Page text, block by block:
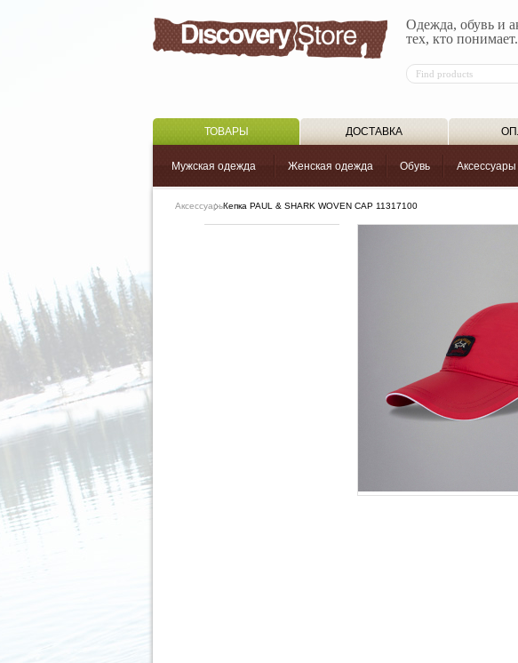
Одежда, обувь и
тех, кто
ТОВАРЫ ДОСТАВКА
Мужская одежда Женская одежда Обувь Аксессуары
АксессуарыКепка PAUL & SHARK WOVEN CAP 11317100